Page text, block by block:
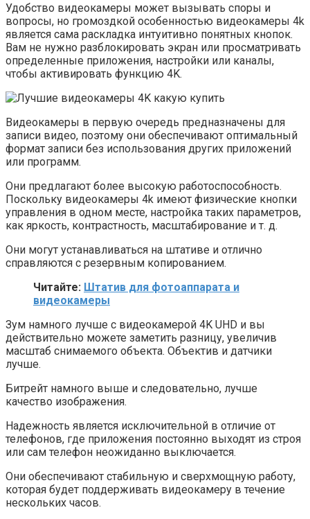
Удобство видеокамеры может вызывать споры и
вопросы, но громоздкой особенностью видеокамеры 4k
является сама раскладка интуитивно понятных кнопок.
Вам не нужно разблокировать экран или просматривать
определенные приложения, настройки или каналы,
чтобы активировать функцию 4K.
Видеокамеры в первую очередь предназначены для
записи видео, поэтому они обеспечивают оптимальный
формат записи без использования других приложений
или программ.
Они предлагают более высокую работоспособность.
Поскольку видеокамеры 4k имеют физические кнопки
управления в одном месте, настройка таких параметров,
как яркость, контрастность, масштабирование и т. д.
Они могут устанавливаться на штативе и отлично
справляются с резервным копированием.
Читайте: Штатив для фотоаппарата и
видеокамеры
Зум намного лучше с видеокамерой 4K UHD и вы
действительно можете заметить разницу, увеличив
масштаб снимаемого объекта. Объектив и датчики
лучше.
Битрейт намного выше и следовательно, лучше
качество изображения.
Надежность является исключительной в отличие от
телефонов, где приложения постоянно выходят из строя
или сам телефон неожиданно выключается.
Они обеспечивают стабильную и сверхмощную работу,
которая будет поддерживать видеокамеру в течение
нескольких часов.